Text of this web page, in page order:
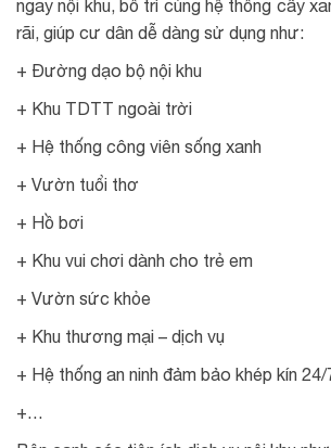
ngay nội khu, bố trí cùng hệ thống cây
rãi, giúp cư dân dễ dàng sử dụng như:
+ Đường dạo bộ nội khu
+ Khu TDTT ngoài trời
+ Hệ thống công viên sống xanh
+ Vườn tuổi thơ
+ Hồ bơi
+ Khu vui chơi dành cho trẻ em
+ Vườn sức khỏe
+ Khu thương mại – dịch vụ
+ Hệ thống an ninh đảm bảo khép kín 24/
+…